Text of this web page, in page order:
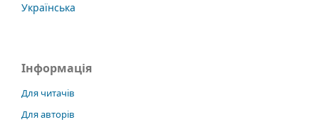
Українська
Інформація
Для читачів
Для авторів